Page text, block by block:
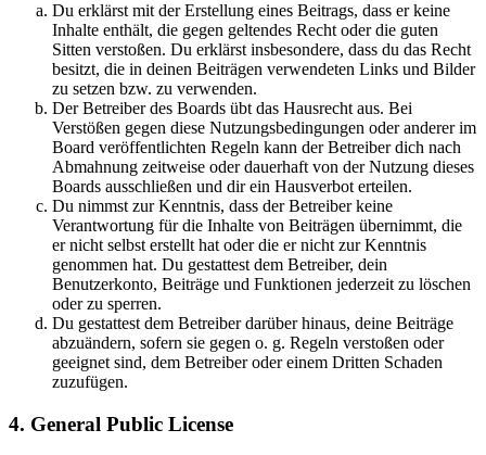
Du erklärst mit der Erstellung eines Beitrags, dass er keine
Inhalte enthält, die gegen geltendes Recht oder die guten
Sitten verstoßen. Du erklärst insbesondere, dass du das Recht
besitzt, die in deinen Beiträgen verwendeten Links und Bilder
zu setzen bzw. zu verwenden.
Der Betreiber des Boards übt das Hausrecht aus. Bei
Verstößen gegen diese Nutzungsbedingungen oder anderer im
Board veröffentlichten Regeln kann der Betreiber dich nach
Abmahnung zeitweise oder dauerhaft von der Nutzung dieses
Boards ausschließen und dir ein Hausverbot erteilen.
Du nimmst zur Kenntnis, dass der Betreiber keine
Verantwortung für die Inhalte von Beiträgen übernimmt, die
er nicht selbst erstellt hat oder die er nicht zur Kenntnis
genommen hat. Du gestattest dem Betreiber, dein
Benutzerkonto, Beiträge und Funktionen jederzeit zu löschen
oder zu sperren.
Du gestattest dem Betreiber darüber hinaus, deine Beiträge
abzuändern, sofern sie gegen o. g. Regeln verstoßen oder
geeignet sind, dem Betreiber oder einem Dritten Schaden
zuzufügen.
4. General Public License